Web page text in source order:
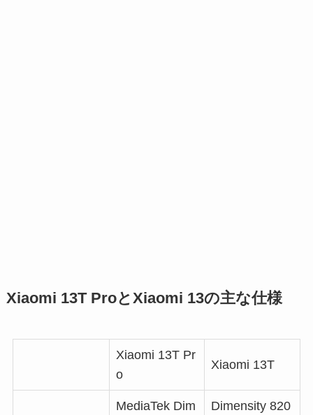
Xiaomi 13T ProとXiaomi 13の主な仕様
Xiaomi 13T Pr
o
Xiaomi 13T
MediaTek Dim
Dimensity 820